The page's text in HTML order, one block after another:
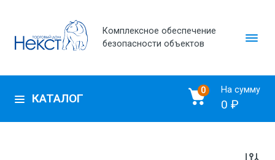
Комплексное обеспечение
безопасности объектов
КАТАЛОГ
0 На сумму
0 ₽